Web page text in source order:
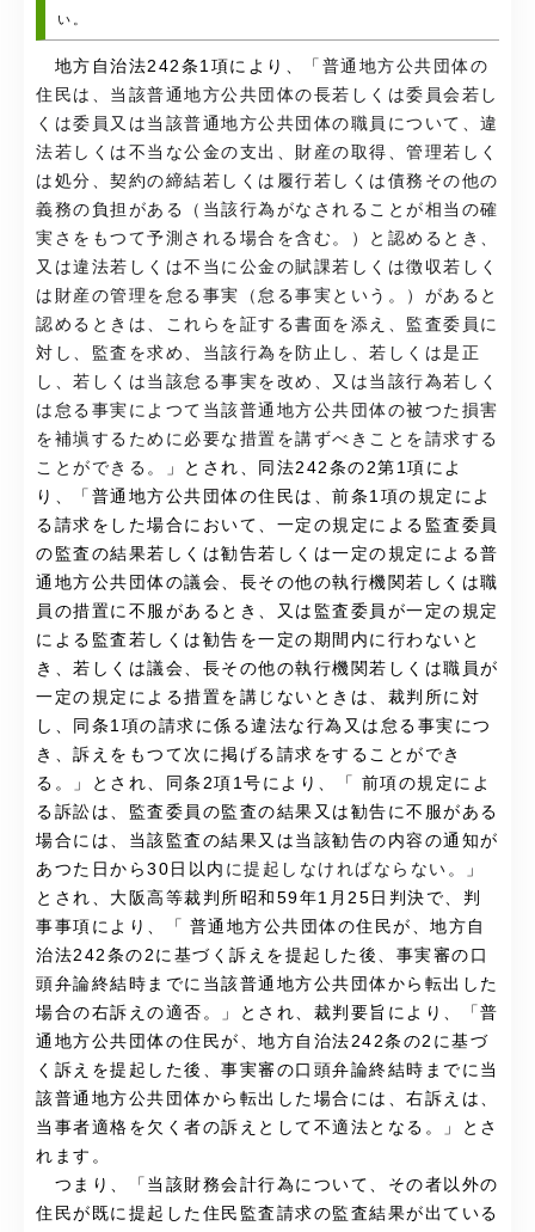
い。
地方自治法242条1項により、「 普通地方公共団体の
住民は、当該普通地方公共団体の長若しくは委員会若し
くは委員又は当該普通地方公共団体の職員について、違
法若しくは不当な公金の支出、財産の取得、管理若しく
は処分、契約の締結若しくは履行若しくは債務その他の
義務の負担がある（当該行為がなされることが相当の確
実さをもつて予測される場合を含む。）と認めるとき、
又は違法若しくは不当に公金の賦課若しくは徴収若しく
は財産の管理を怠る事実（怠る事実という。）があると
認めるときは、これらを証する書面を添え、監査委員に
対し、監査を求め、当該行為を防止し、若しくは是正
し、若しくは当該怠る事実を改め、又は当該行為若しく
は怠る事実によつて当該普通地方公共団体の被つた損害
を補塡するために必要な措置を講ずべきことを請求する
ことができる。
」とされ、同法242条の2第1項によ
り、「普通地方公共団体の住民は、前条1項の規定によ
る請求をした場合において、一定の規定による監査委員
の監査の結果若しくは勧告若しくは一定の規定による普
通地方公共団体の議会、長その他の執行機関若しくは職
員の措置に不服があるとき、又は監査委員が一定の規定
による監査若しくは勧告を一定の期間内に行わないと
き、若しくは議会、長その他の執行機関若しくは職員が
一定の規定による措置を講じないときは、裁判所に対
し、同条1項の請求に係る違法な行為又は怠る事実につ
き、訴えをもつて次に掲げる請求をすることができ
る。」とされ、同条2項1号により、「 前項の規定によ
る訴訟は、監査委員の監査の結果又は勧告に不服がある
場合には、当該監査の結果又は当該勧告の内容の通知が
あつた日から30日以内 に提起しなければならない。
」
とされ、大阪高等裁判所昭和59年1月25日判決で、判
事事項により、「
普通地方公共団体の住民が、地方自
治法242条の2に基づく訴えを提起した後、事実審の口
頭弁論終結時までに当該普通地方公共団体から転出した
場合の右訴えの適否。
」とされ、裁判要旨により、「 普
通地方公共団体の住民が、地方自治法242条の2に基づ
く訴えを提起した後、事実審の口頭弁論終結時までに当
該普通地方公共団体から転出した場合には、右訴えは、
当事者適格を欠く者の訴えとして不適法となる。
」とさ
れます。
つまり、「 当該財務会計行為について、その者以外の
住民が既に提起した住民監査請求の監査結果が出ている